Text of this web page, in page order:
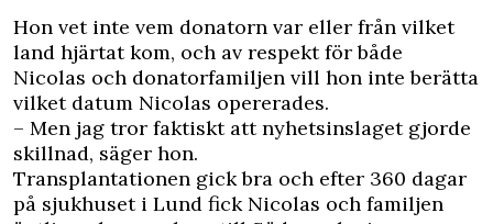
Hon vet inte vem donatorn var eller från vilket
land hjärtat kom, och av respekt för både
Nicolas och donatorfamiljen vill hon inte berätta
vilket datum Nicolas opererades.
– Men jag tror faktiskt att nyhetsinslaget gjorde
skillnad, säger hon.
Transplantationen gick bra och efter 360 dagar
på sjukhuset i Lund fick Nicolas och familjen